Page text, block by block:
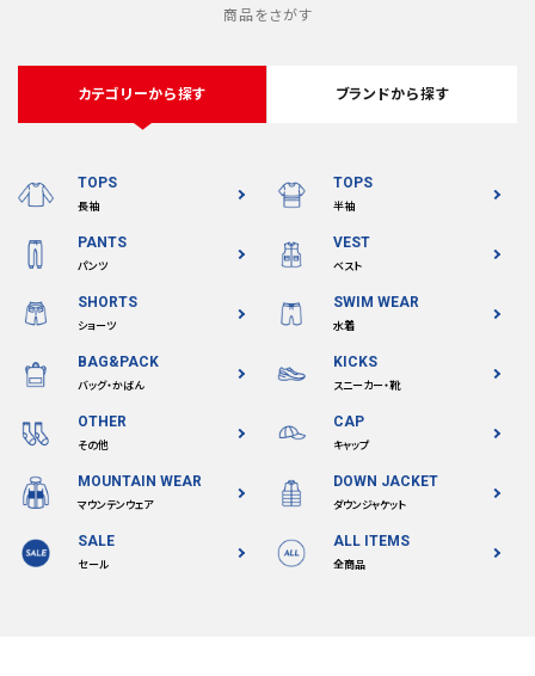
カテゴリー
商品をさがす
カテゴリーから探す ブランドから探す
TOPS
長袖
TOPS
半袖
PANTS
パンツ
VEST
ベスト
SHORTS
ショーツ
SWIM WEAR
水着
BAG&PACK
バッグ・かばん
KICKS
スニーカー・靴
OTHER
その他
CAP
キャップ
MOUNTAIN WEAR
マウンテンウェア
DOWN JACKET
ダウンジャケット
SALE
セール
ALL ITEMS
全商品